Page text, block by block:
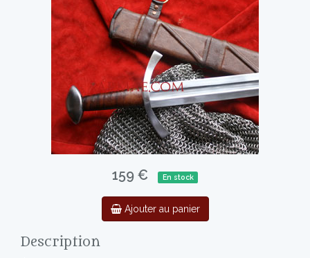
159 € En stock
Ajouter au panier
Description